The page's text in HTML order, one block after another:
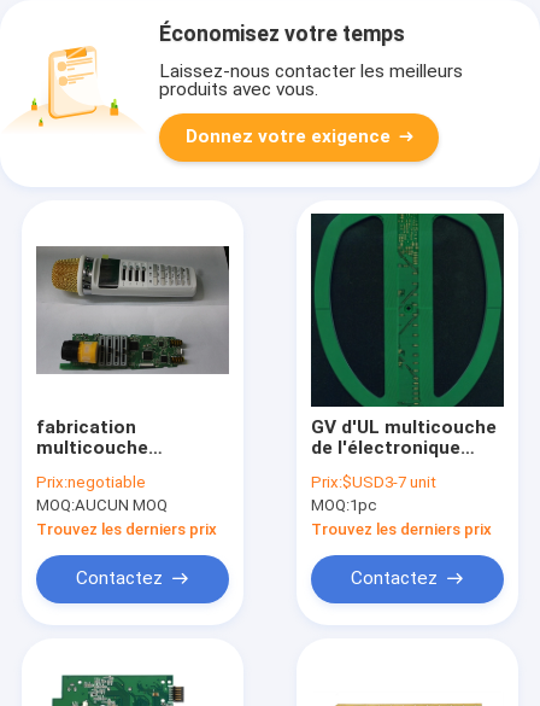
Économisez votre temps
Laissez-nous contacter les meilleurs
produits avec vous.
Donnez votre exigence
fabrication
multicouche
sans plomb de carte
PCB de 4mil Pcba
Prix:negotiable
MOQ:AUCUN MOQ
Trouvez les derniers prix
Contactez
GV d'UL multicouche
de l'électronique
d'Assemblée de carte
PCB de SMT d'arrêt
de l'ENIG un
Prix:$USD3-7 unit
MOQ:1pc
Trouvez les derniers prix
Contactez